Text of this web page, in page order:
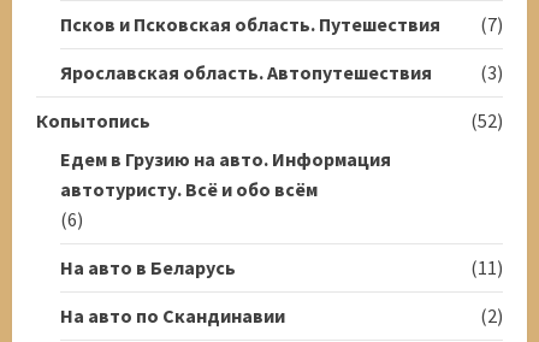
Псков и Псковская область. Путешествия
(7)
Ярославская область. Автопутешествия
(3)
Копытопись
(52)
Едем в Грузию на авто. Информация
автотуристу. Всё и обо всём
(6)
На авто в Беларусь
(11)
На авто по Скандинавии
(2)